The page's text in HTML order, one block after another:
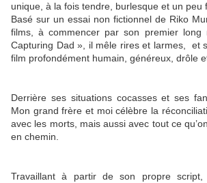
unique, à la fois tendre, burlesque et un peu
Basé sur un essai non fictionnel de Riko
films, à commencer par son premier long
Capturing Dad », il mêle rires et larmes, et
film profondément humain, généreux, drôle
Derrière ses situations cocasses et ses
Mon grand frère et moi célèbre la
avec les morts, mais aussi avec tout ce
en chemin.
Travaillant à partir de son propre script,